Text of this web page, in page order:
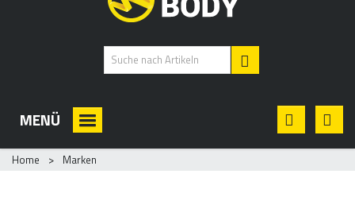
MENÜ
Home > Marken